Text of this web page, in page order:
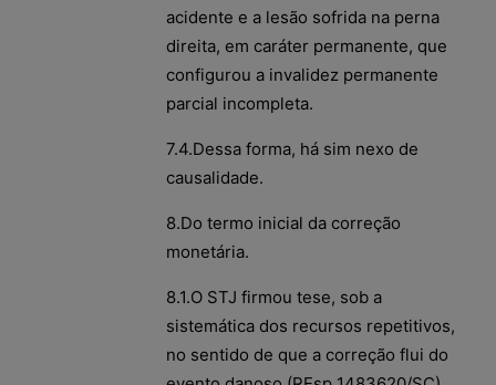
acidente e a lesão sofrida na perna
direita, em caráter permanente, que
configurou a invalidez permanente
parcial incompleta.
7.4.Dessa forma, há sim nexo de
causalidade.
8.Do termo inicial da correção
monetária.
8.1.O STJ firmou tese, sob a
sistemática dos recursos repetitivos,
no sentido de que a correção flui do